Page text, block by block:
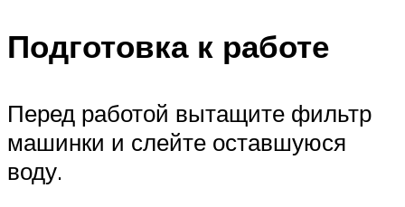
Подготовка к работе
Перед работой вытащите фильтр
машинки и слейте оставшуюся
воду.